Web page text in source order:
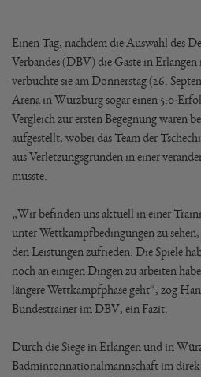
Einen Tag, nachdem die Auswahl des
Verbandes (DBV) die Gäste in Erlangen
verbuchte sie am Donnerstag (26.
Arena in Würzburg sogar einen 5:0-
Vergleich zur ersten Begegnung waren
aufgestellt, wobei das Team der
aus Verletzungsgründen in einer
musste.
„Wir befinden uns aktuell in einer
unter Wettkampfbedingungen zu
den Leistungen zufrieden. Die Spiele
noch an einigen Dingen zu arbeiten
längere Wettkampfphase geht“, zog
Bundestrainer im DBV, ein Fazit.
Durch die Siege in Erlangen und in
Badmintonnationalmannschaft im